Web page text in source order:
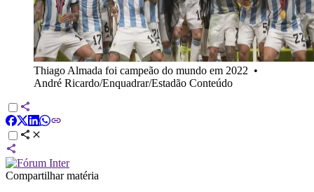
Thiago Almada foi campeão do mundo em 2022 •
André Ricardo/Enquadrar/Estadão Conteúdo
Compartilhar matéria